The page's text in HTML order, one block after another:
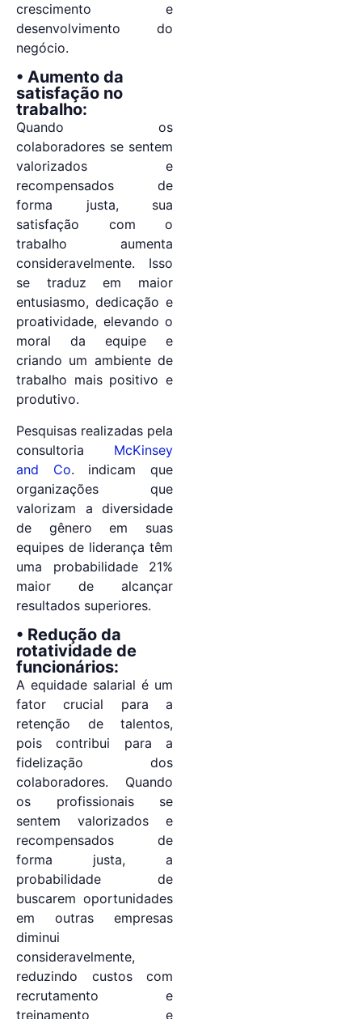
crescimento e
desenvolvimento do
negócio.
• Aumento da
satisfação no
trabalho:
Quando os
colaboradores se sentem
valorizados e
recompensados de
forma justa, sua
satisfação com o
trabalho aumenta
consideravelmente. Isso
se traduz em maior
entusiasmo, dedicação e
proatividade, elevando o
moral da equipe e
criando um ambiente de
trabalho mais positivo e
produtivo.
Pesquisas realizadas pela
consultoria McKinsey
and Co. indicam que
organizações que
valorizam a diversidade
de gênero em suas
equipes de liderança têm
uma probabilidade 21%
maior de alcançar
resultados superiores.
• Redução da
rotatividade de
funcionários:
A equidade salarial é um
fator crucial para a
retenção de talentos,
pois contribui para a
fidelização dos
colaboradores. Quando
os profissionais se
sentem valorizados e
recompensados de
forma justa, a
probabilidade de
buscarem oportunidades
em outras empresas
diminui
consideravelmente,
reduzindo custos com
recrutamento e
treinamento e